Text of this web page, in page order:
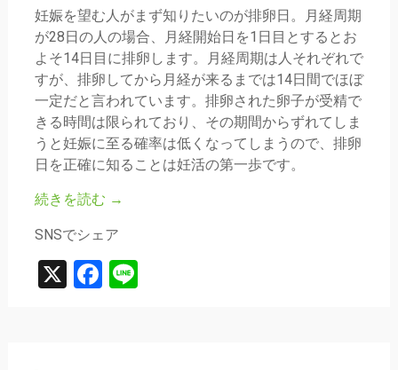
妊娠を望む人がまず知りたいのが排卵日。月経周期
が28日の人の場合、月経開始日を1日目とするとお
よそ14日目に排卵します。月経周期は人それぞれで
すが、排卵してから月経が来るまでは14日間でほぼ
一定だと言われています。排卵された卵子が受精で
きる時間は限られており、その期間からずれてしま
うと妊娠に至る確率は低くなってしまうので、排卵
日を正確に知ることは妊活の第一歩です。
続きを読む →
SNSでシェア
X Facebook
Line